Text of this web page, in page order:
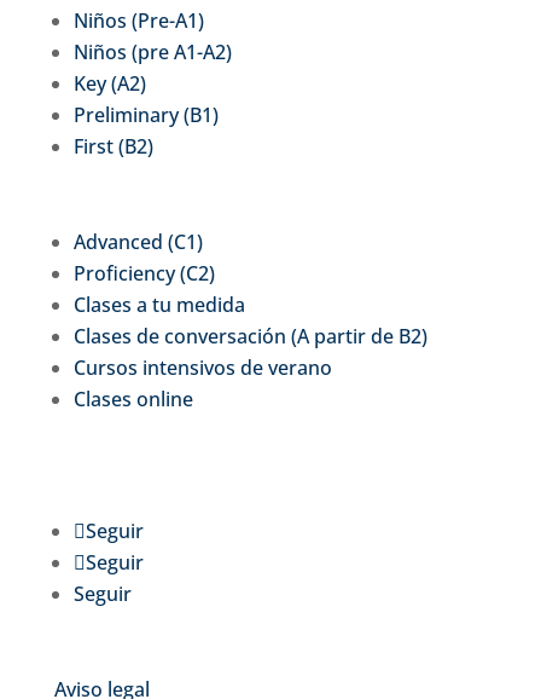
Niños (Pre-A1)
Niños (pre A1-A2)
Key (A2)
Preliminary (B1)
First (B2)
Advanced (C1)
Proficiency (C2)
Clases a tu medida
Clases de conversación (A partir de B2)
Cursos intensivos de verano
Clases online
Seguir
Seguir
Seguir
Aviso legal